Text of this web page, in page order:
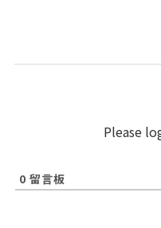
Please
0 留言板